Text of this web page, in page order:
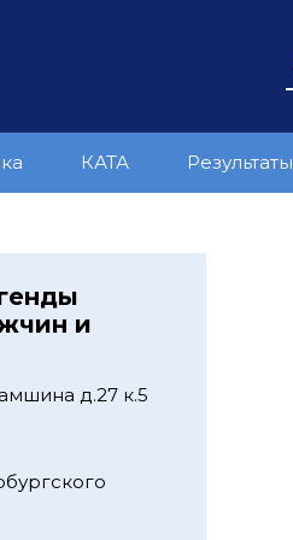
КАТА Результаты
и
д.27 к.5